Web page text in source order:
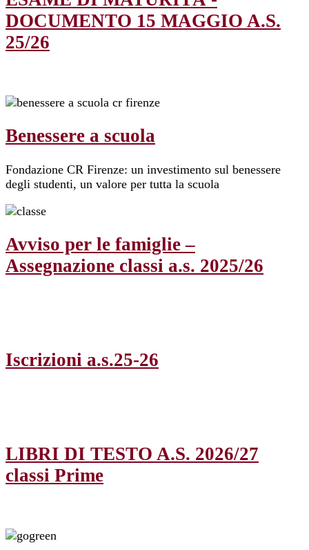
DOCUMENTO 15 MAGGIO A.S.
25/26
Benessere a scuola
Fondazione CR Firenze: un investimento sul benessere
degli studenti, un valore per tutta la scuola
Avviso per le famiglie –
Assegnazione classi a.s. 2025/26
Iscrizioni a.s.25-26
LIBRI DI TESTO A.S. 2026/27
classi Prime